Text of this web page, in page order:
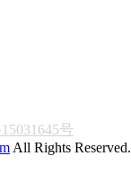
号
All Rights Reserved.